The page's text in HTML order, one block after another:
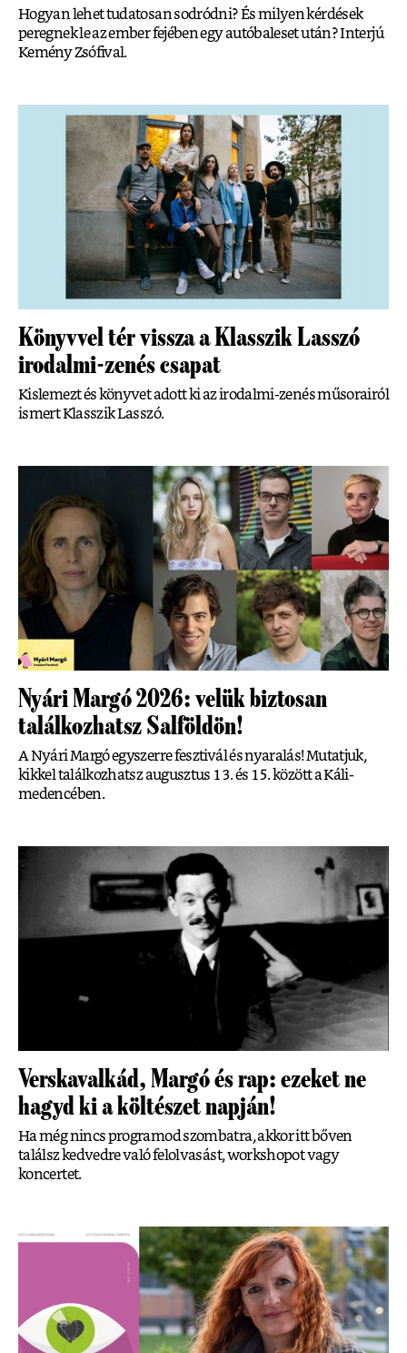
Hogyan lehet tudatosan sodródni? És milyen kérdések
peregnek le az ember fejében egy autóbaleset után? Interjú
Kemény Zsófival.
Könyvvel tér vissza a Klasszik Lasszó
irodalmi-zenés csapat
Kislemezt és könyvet adott ki az irodalmi-zenés műsorairól
ismert Klasszik Lasszó.
Nyári Margó 2026: velük biztosan
találkozhatsz Salföldön!
A Nyári Margó egyszerre fesztivál és nyaralás! Mutatjuk,
kikkel találkozhatsz augusztus 13. és 15. között a Káli-
medencében.
Verskavalkád, Margó és rap: ezeket ne
hagyd ki a költészet napján!
Ha még nincs programod szombatra, akkor itt bőven
találsz kedvedre való felolvasást, workshopot vagy
koncertet.